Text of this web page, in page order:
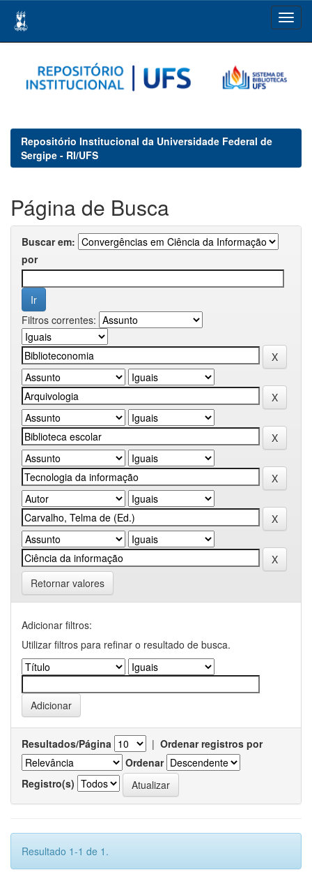
navigation
Repositório Institucional da Universidade Federal de
Sergipe - RI/UFS
Página de Busca
Buscar em:
por
Filtros correntes:
Retornar valores
Adicionar filtros:
Utilizar filtros para refinar o resultado de busca.
Resultados/Página | Ordenar registros por
Ordenar
Registro(s)
Resultado 1-1 de 1.